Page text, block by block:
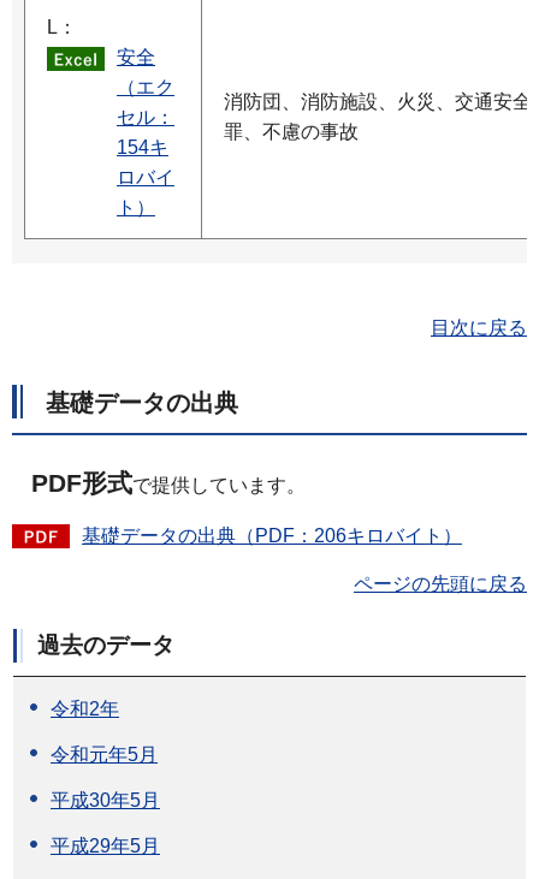
L：
安全
（エク
セル：
154キ
ロバイ
ト）
消防団、消防施設、火災、交通安
罪、不慮の事故
目次に戻る
基礎データの出典
PDF形式で提供しています。
基礎データの出典（PDF：206キロバイト）
ページの先頭に戻る
過去のデータ
令和2年
令和元年5月
平成30年5月
平成29年5月